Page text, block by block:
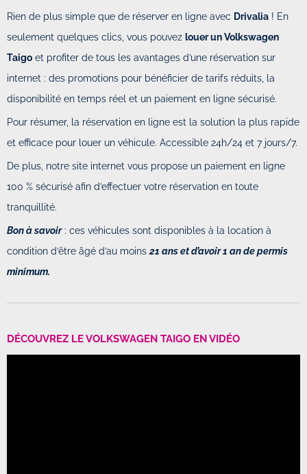
Rien de plus simple que de réserver en ligne avec Drivalia ! En
seulement quelques clics, vous pouvez louer un Volkswagen
Taigo et profiter de tous les avantages d’une réservation sur
internet : des promotions pour bénéficier de tarifs réduits, la
disponibilité en temps réel et un paiement en ligne sécurisé.
Pour résumer, la réservation en ligne est la solution la plus rapide
et efficace pour louer un véhicule. Accessible 24h/24 et 7 jours/7.
De plus, notre site internet vous propose un paiement en ligne
100 % sécurisé afin d’effectuer votre réservation en toute
tranquillité.
Bon à savoir: ces véhicules sont disponibles à la location à
condition d’être âgé d’au moins 21 ans et d’avoir 1 an de permis
minimum.
DÉCOUVREZ LE VOLKSWAGEN TAIGO EN VIDÉO